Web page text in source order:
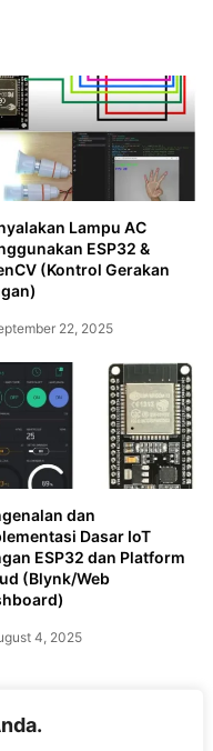
Lampu AC
ESP32 &
(Kontrol Gerakan
22, 2025
dan
Dasar IoT
ESP32 dan Platform
(Blynk/Web
4, 2025